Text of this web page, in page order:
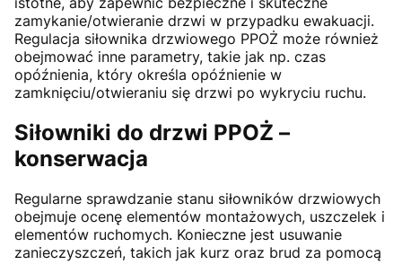
zamykanie/otwieranie drzwi w przypadku ewakuacji.
Regulacja siłownika drzwiowego PPOŻ może również
obejmować inne parametry, takie jak np. czas
opóźnienia, który określa opóźnienie w
zamknięciu/otwieraniu się drzwi po wykryciu ruchu.
Siłowniki do drzwi PPOŻ –
konserwacja
Regularne sprawdzanie stanu siłowników drzwiowych
obejmuje ocenę elementów montażowych, uszczelek i
elementów ruchomych. Konieczne jest usuwanie
zanieczyszczeń, takich jak kurz oraz brud za pomocą